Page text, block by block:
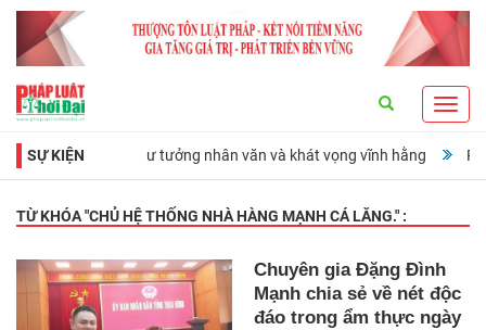
SỰ KIỆN
đài lịch sử, tư tưởng nhân văn và khát vọng vĩnh hằng Ra mắt
TỪ KHÓA "CHỦ HỆ THỐNG NHÀ HÀNG MẠNH CÁ LĂNG." :
Chuyên gia Đặng Đình
Mạnh chia sẻ về nét độc
đáo trong ẩm thực ngày